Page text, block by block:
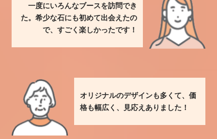
一度にいろんなブースを訪問でき
た。希少な石にも初めて出会えたの
で、すごく楽しかったです！
オリジナルのデザインも多くて、価
格も幅広く、見応えありました！